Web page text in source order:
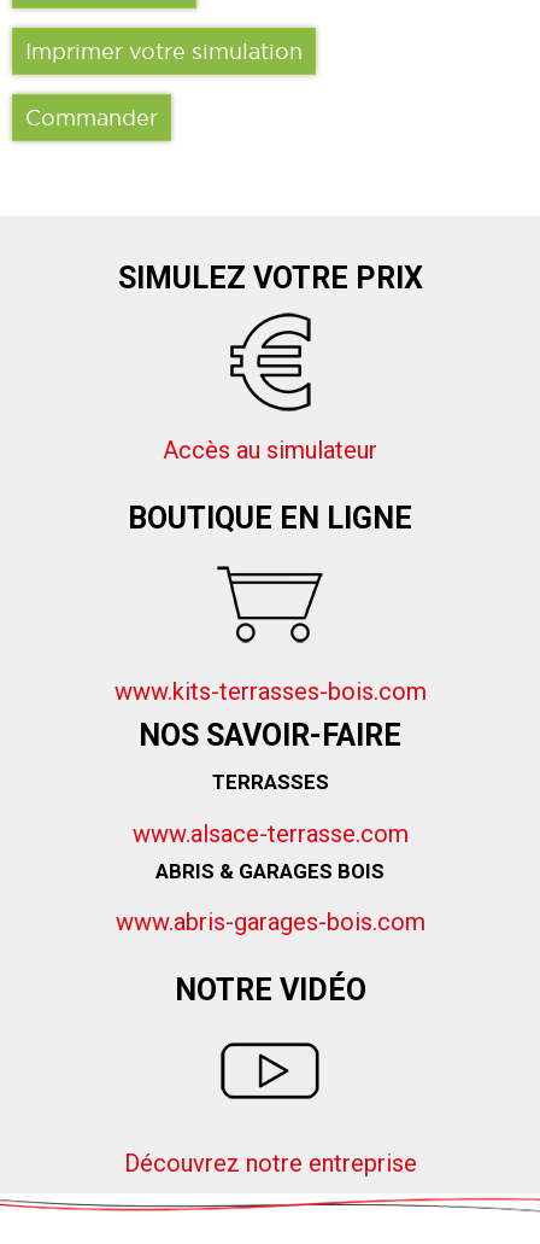
Imprimer votre simulation
Commander
SIMULEZ VOTRE PRIX
Accès au simulateur
BOUTIQUE EN LIGNE
www.kits-terrasses-bois.com
NOS SAVOIR-FAIRE
TERRASSES
www.alsace-terrasse.com
ABRIS & GARAGES BOIS
www.abris-garages-bois.com
NOTRE VIDÉO
Découvrez notre entreprise